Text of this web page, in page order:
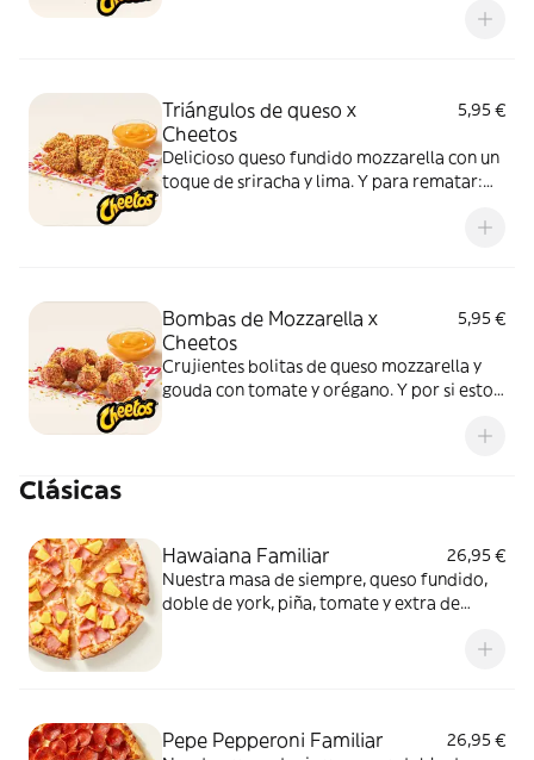
Triángulos de queso x
Cheetos
5,95 €
Delicioso queso fundido mozzarella con un
toque de sriracha y lima. Y para rematar:
acompañados de nuestra salsa Quesabrosa.
Bombas de Mozzarella x
Cheetos
5,95 €
Crujientes bolitas de queso mozzarella y
gouda con tomate y orégano. Y por si esto
de Cheetos acompañado de nuestra salsa
Clásicas
Hawaiana Familiar
26,95 €
Nuestra masa de siempre, queso fundido,
doble de york, piña, tomate y extra de
Pepe Pepperoni Familiar
26,95 €